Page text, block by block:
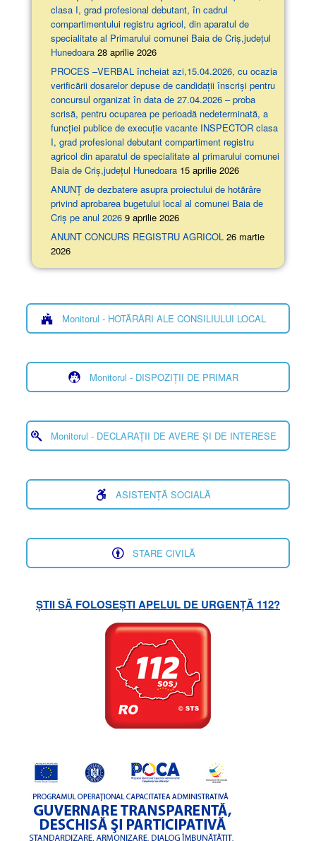
clasa I, grad profesional debutant, în cadrul
compartimentului registru agricol, din aparatul de
specialitate al Primarului comunei Baia de Criș,județul
Hunedoara 28 aprilie 2026
PROCES –VERBAL încheiat azi,15.04.2026, cu ocazia
verificării dosarelor depuse de candidații înscriși pentru
concursul organizat în data de 27.04.2026 – proba
scrisă, pentru ocuparea pe perioadă nedeterminată, a
funcției publice de execuție vacante INSPECTOR clasa
I, grad profesional debutant compartiment registru
agricol din aparatul de specialitate al primarului comunei
Baia de Criș,județul Hunedoara 15 aprilie 2026
ANUNȚ de dezbatere asupra proiectului de hotărâre
privind aprobarea bugetului local al comunei Baia de
Criș pe anul 2026 9 aprilie 2026
ANUNT CONCURS REGISTRU AGRICOL 26 martie
2026
Monitorul - HOTĂRÂRI ALE CONSILIULUI LOCAL
Monitorul - DISPOZIȚII DE PRIMAR
Monitorul - DECLARAȚII DE AVERE ȘI DE INTERESE
ASISTENȚĂ SOCIALĂ
STARE CIVILĂ
ȘTII SĂ FOLOSEȘTI APELUL DE URGENȚĂ 112?